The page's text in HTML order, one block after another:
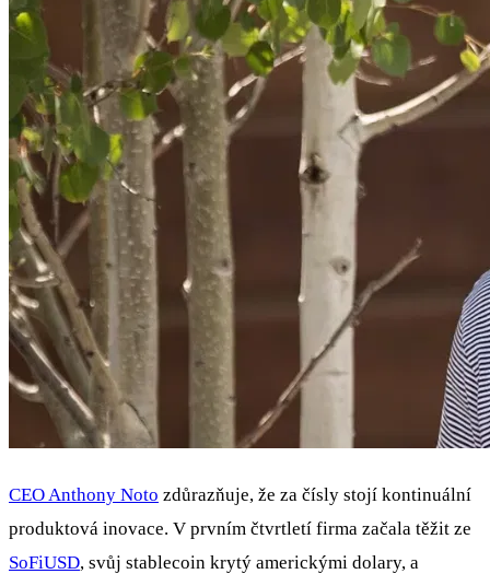
CEO Anthony Noto zdůrazňuje, že za čísly stojí kontinuální
produktová inovace. V prvním čtvrtletí firma začala těžit ze
SoFiUSD, svůj stablecoin krytý americkými dolary, a